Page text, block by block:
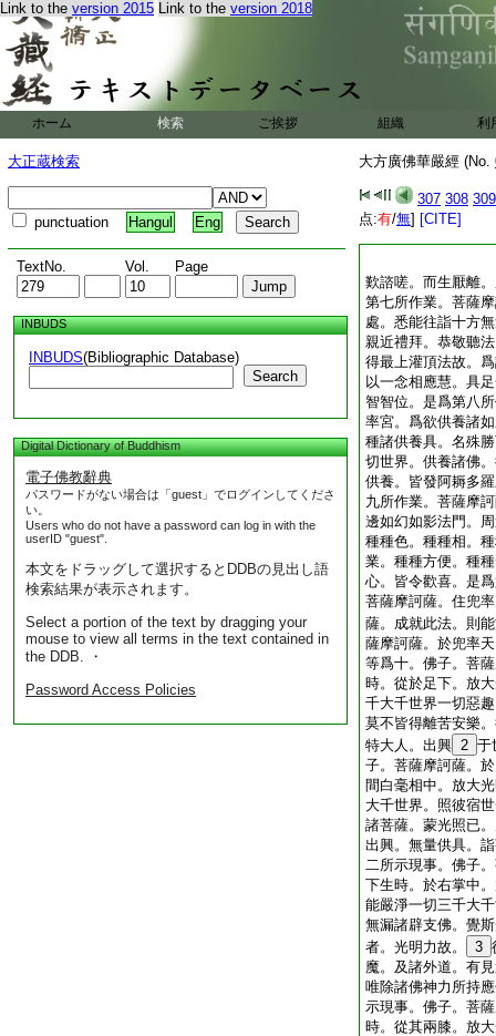
Link to the version 2015 Link to the version 2018
ホーム 検索 ご挨拶 組織 利
大正蔵検索
punctuation Hangul Eng
TextNo. Vol. Page
INBUDS
INBUDS(Bibliographic Database)
Search
Digital Dictionary of Buddhism
電子佛教辭典
パスワードがない場合は「guest」でログインしてくださ
い。
Users who do not have a password can log in with the
userID "guest".
本文をドラッグして選択するとDDBの見出し語
検索結果が表示されます。
Select a portion of the text by dragging your
mouse to view all terms in the text contained in
the DDB. ・
Password Access Policies
大方廣佛華嚴經 (No.
307 308 309
点:有/無] [CITE]
歎諮嗟。而生厭離
第七所作業。菩薩
處。悉能往詣十方
親近禮拜。恭敬聽
得最上灌頂法故。
以一念相應慧。具
智智位。是爲第八
率宮。爲欲供養諸
種諸供養具。名殊
切世界。供養諸佛
供養。皆發阿耨多
九所作業。菩薩摩
邊如幻如影法門。
種種色。種種相。
業。種種方便。種
心。皆令歡喜。是
菩薩摩訶薩。住兜
薩。成就此法。則
薩摩訶薩。於兜率
等爲十。佛子。菩
時。從於足下。放
千大千世界一切惡
莫不皆得離苦安樂
特大人。出興 2 于
子。菩薩摩訶薩。
間白毫相中。放大
大千世界。照彼宿
諸菩薩。蒙光照已
出興。無量供具。
二所示現事。佛子
下生時。於右掌中
能嚴淨一切三千大
無漏諸辟支佛。覺
者。光明力故。
3
魔。及諸外道。有
唯除諸佛神力所持
示現事。佛子。菩
時。從其兩膝。放